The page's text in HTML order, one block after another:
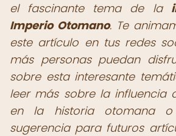
el fascinante tema de la
Imperio Otomano. Te
este artículo en tus redes
más personas puedan
sobre esta interesante
leer más sobre la influencia
en la historia otomana o
sugerencia para futuros